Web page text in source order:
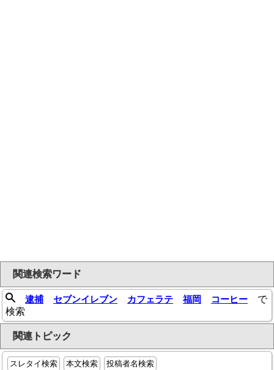
関連検索ワード
逮捕 セブンイレブン カフェラテ 福岡 コーヒー で
検索
関連トピック
スレタイ検索 本文検索 投稿者名検索